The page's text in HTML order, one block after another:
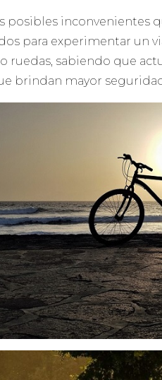
posibles inconvenientes
para experimentar un
ruedas, sabiendo que
brindan mayor